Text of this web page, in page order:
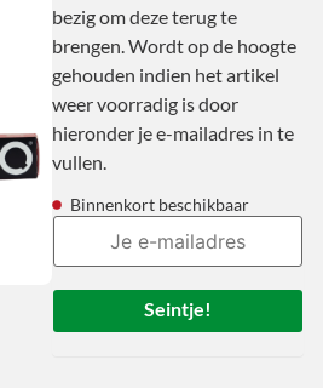
bezig om deze terug te
brengen. Wordt op de hoogte
gehouden indien het artikel
weer voorradig is door
hieronder je e-mailadres in te
vullen.
Binnenkort beschikbaar
Seintje!